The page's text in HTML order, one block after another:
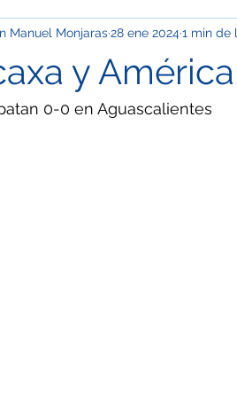
Opinión Info Cupp
y Comunicación Clima
y
Manuel Monjaras28 ene 20241 min de
0-0 en Aguascalientes